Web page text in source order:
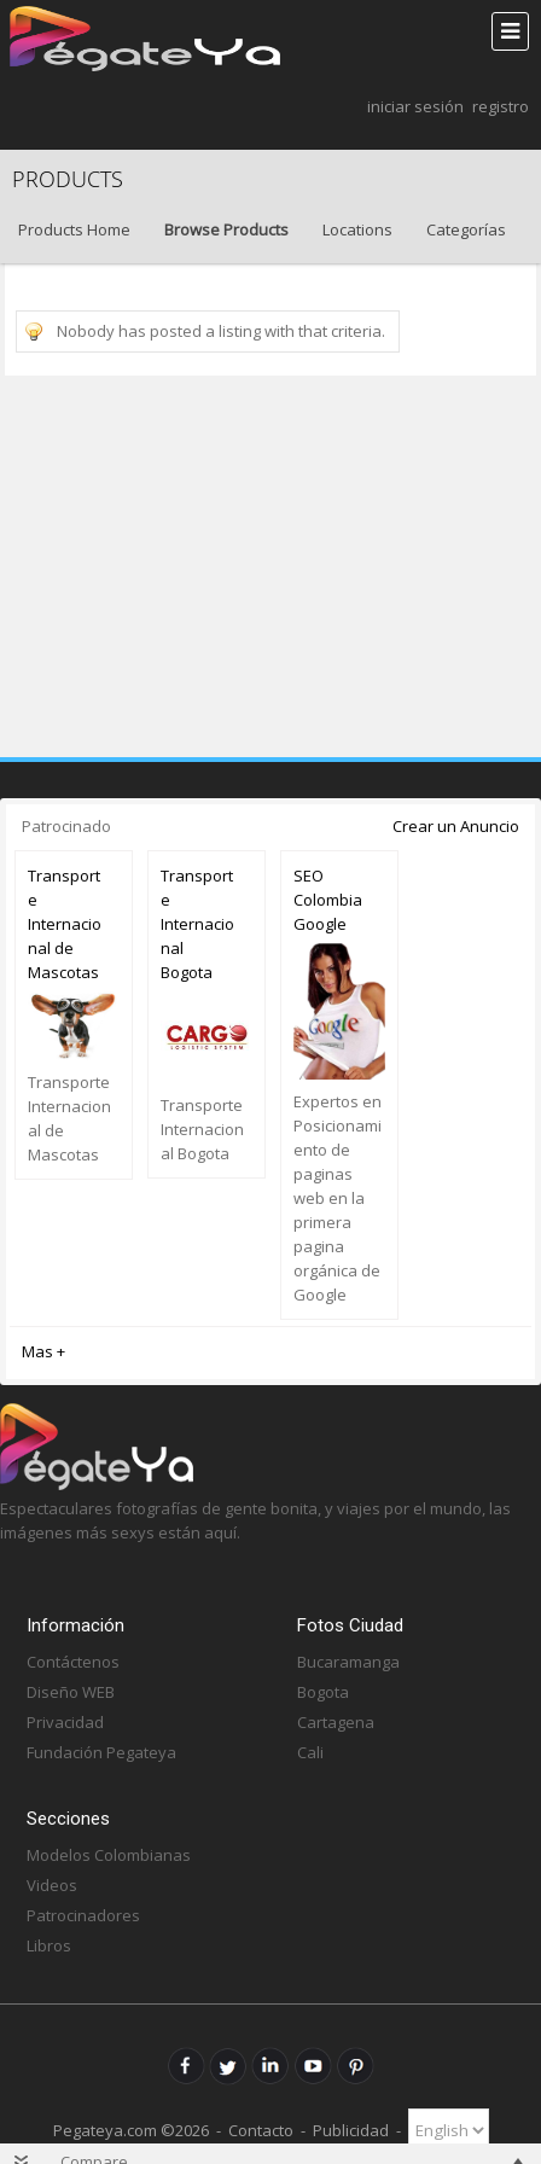
iniciar sesión registro
PRODUCTS
Products Home Browse Products Locations Categorías
Nobody has posted a listing with that criteria.
Patrocinado Crear un Anuncio
Transport
e
Internacio
nal de
Mascotas
Transporte
Internacion
al de
Mascotas
Transport
e
Internacio
nal
Bogota
Transporte
Internacion
al Bogota
SEO
Colombia
Google
Expertos en
Posicionami
ento de
paginas
web en la
primera
pagina
orgánica de
Google
Mas +
Espectaculares fotografías de gente bonita, y viajes por el mundo, las
imágenes más sexys están aquí.
Información
Contáctenos
Diseño WEB
Privacidad
Fundación Pegateya
Fotos Ciudad
Bucaramanga
Bogota
Cartagena
Cali
Secciones
Modelos Colombianas
Videos
Patrocinadores
Libros
Pegateya.com ©2026 - Contacto - Publicidad -